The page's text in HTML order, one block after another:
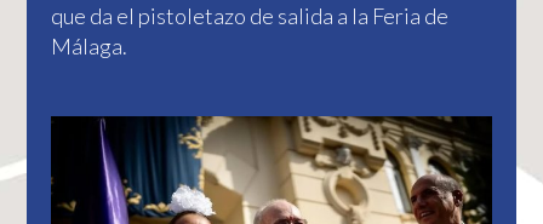
que da el pistoletazo de salida a la Feria de
Málaga.